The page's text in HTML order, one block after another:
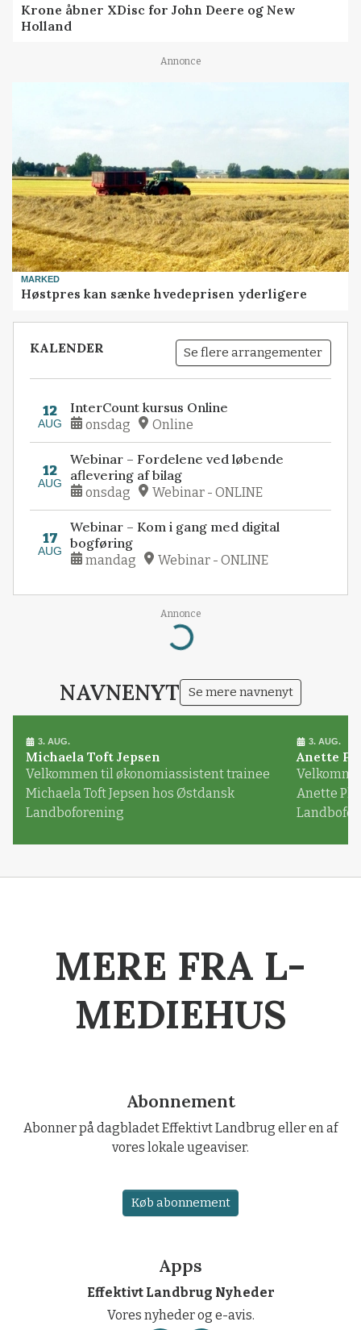
Krone åbner XDisc for John Deere og New
Holland
Annonce
MARKED
Høstpres kan sænke hvedeprisen yderligere
KALENDER Se flere arrangementer
12
AUG
InterCount kursus Online
onsdag Online
12
AUG
Webinar – Fordelene ved løbende
aflevering af bilag
onsdag Webinar - ONLINE
17
AUG
Webinar – Kom i gang med digital
bogføring
mandag Webinar - ONLINE
Annonce
Loading...
NAVNENYT Se mere navnenyt
3. AUG.
Michaela Toft Jepsen
Velkommen til økonomiassistent trainee
Michaela Toft Jepsen hos Østdansk
Landboforening
3. AUG.
Anette
Anette
MERE FRA L-
MEDIEHUS
Abonnement
Abonner på dagbladet Effektivt Landbrug eller en af
vores lokale ugeaviser.
Køb abonnement
Apps
Effektivt Landbrug Nyheder
Vores nyheder og e-avis.